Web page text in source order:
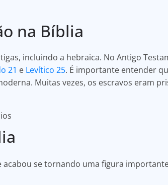
na Bíblia
incluindo a hebraica. No Antigo
21 e Levítico 25. É importante entender
Muitas vezes, os escravos eram
acabou se tornando uma figura